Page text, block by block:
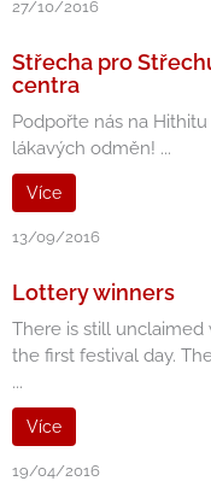
27/10/2016
Střecha pro
centra
Podpořte nás na
lákavých odměn! ...
Více
13/09/2016
Lottery winners
There is still
the first festival day.
...
Více
19/04/2016